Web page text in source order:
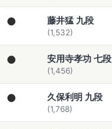
● 藤井猛 九段
(1,532)
● 安用寺孝功 七段
(1,456)
● 久保利明 九段
(1,768)